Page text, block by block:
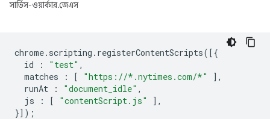
সার্ভিস-ওয়ার্কার.জেএস
chrome. scripting . registerContentScripts([{
id
: "test" ,
matches
: [ "https://*.nytimes.com/*"
],
runAt
: "document_idle" ,
js
: [ "contentScript.js"
],
}]);